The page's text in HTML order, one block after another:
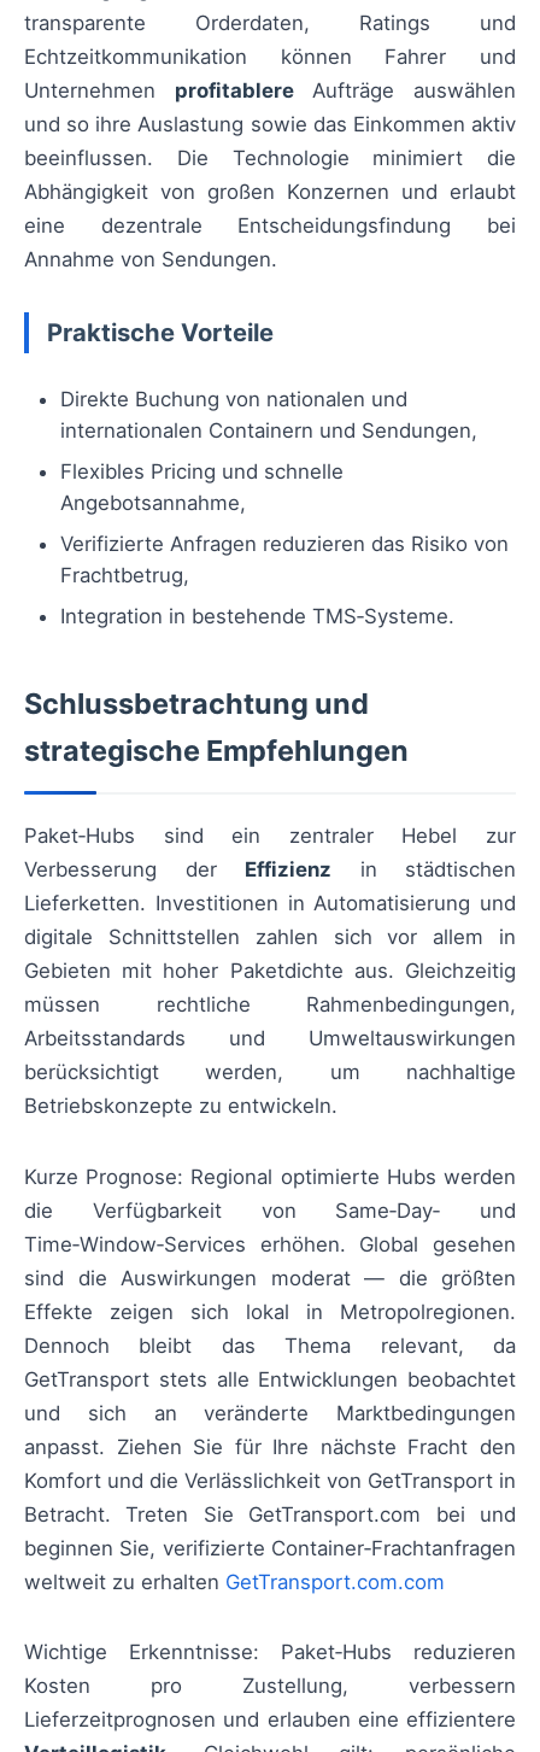
transparente Orderdaten, Ratings und
Echtzeitkommunikation können Fahrer und
Unternehmen profitablereAufträge auswählen
und so ihre Auslastung sowie das Einkommen aktiv
beeinflussen. Die Technologie minimiert die
Abhängigkeit von großen Konzernen und erlaubt
eine dezentrale Entscheidungsfindung bei
Annahme von Sendungen.
Praktische Vorteile
Direkte Buchung von nationalen und
internationalen Containern und Sendungen,
Flexibles Pricing und schnelle
Angebotsannahme,
Verifizierte Anfragen reduzieren das Risiko von
Frachtbetrug,
Integration in bestehende TMS‑Systeme.
Schlussbetrachtung und
strategische Empfehlungen
Paket‑Hubs sind ein zentraler Hebel zur
Verbesserung der Effizienz in städtischen
Lieferketten. Investitionen in Automatisierung und
digitale Schnittstellen zahlen sich vor allem in
Gebieten mit hoher Paketdichte aus. Gleichzeitig
müssen rechtliche Rahmenbedingungen,
Arbeitsstandards und Umweltauswirkungen
berücksichtigt werden, um nachhaltige
Betriebskonzepte zu entwickeln.
Kurze Prognose: Regional optimierte Hubs werden
die Verfügbarkeit von Same‑Day‑ und
Time‑Window‑Services erhöhen. Global gesehen
sind die Auswirkungen moderat — die größten
Effekte zeigen sich lokal in Metropolregionen.
Dennoch bleibt das Thema relevant, da
GetTransport stets alle Entwicklungen beobachtet
und sich an veränderte Marktbedingungen
anpasst. Ziehen Sie für Ihre nächste Fracht den
Komfort und die Verlässlichkeit von GetTransport in
Betracht. Treten Sie GetTransport.com bei und
beginnen Sie, verifizierte Container‑Frachtanfragen
weltweit zu erhalten GetTransport.com.com
Wichtige Erkenntnisse: Paket‑Hubs reduzieren
Kosten pro Zustellung, verbessern
Lieferzeitprognosen und erlauben eine effizientere